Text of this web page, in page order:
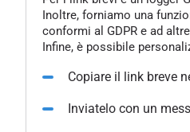
Inoltre, forniamo una
conformi al GDPR e ad
Infine, è possibile
Copiare il link breve
Inviatelo con un